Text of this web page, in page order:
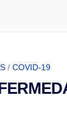
/ COVID-19